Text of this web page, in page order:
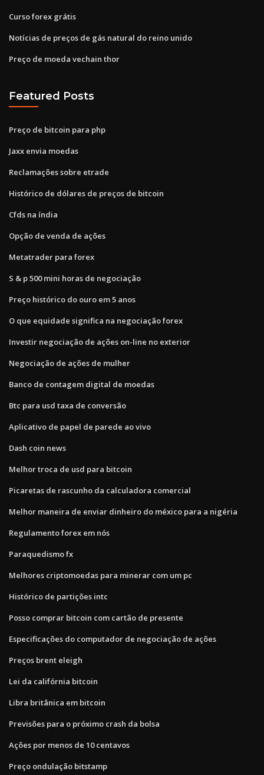
Curso forex grátis
Notícias de preços de gás natural do reino unido
Preço de moeda vechain thor
Featured Posts
Preço de bitcoin para php
Jaxx envia moedas
Reclamações sobre etrade
Histórico de dólares de preços de bitcoin
Cfds na índia
Opção de venda de ações
Metatrader para forex
S & p 500 mini horas de negociação
Preço histórico do ouro em 5 anos
O que equidade significa na negociação forex
Investir negociação de ações on-line no exterior
Negociação de ações de mulher
Banco de contagem digital de moedas
Btc para usd taxa de conversão
Aplicativo de papel de parede ao vivo
Dash coin news
Melhor troca de usd para bitcoin
Picaretas de rascunho da calculadora comercial
Melhor maneira de enviar dinheiro do méxico para a nigéria
Regulamento forex em nós
Paraquedismo fx
Melhores criptomoedas para minerar com um pc
Histórico de partições intc
Posso comprar bitcoin com cartão de presente
Especificações do computador de negociação de ações
Preços brent eleigh
Lei da califórnia bitcoin
Libra britânica em bitcoin
Previsões para o próximo crash da bolsa
Ações por menos de 10 centavos
Preço ondulação bitstamp